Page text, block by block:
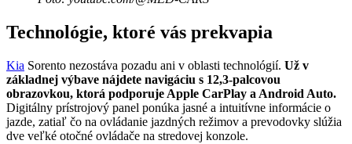
Technológie, ktoré vás prekvapia
Kia Sorento nezostáva pozadu ani v oblasti technológií. Už v
základnej výbave nájdete navigáciu s 12,3-palcovou
obrazovkou, ktorá podporuje Apple CarPlay a Android Auto.
Digitálny prístrojový panel ponúka jasné a intuitívne informácie o
jazde, zatiaľ čo na ovládanie jazdných režimov a prevodovky slúžia
dve veľké otočné ovládače na stredovej konzole.